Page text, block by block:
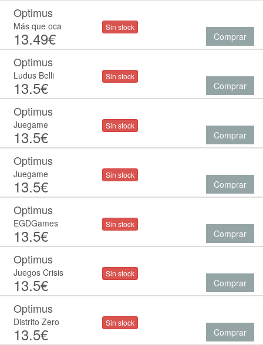
Optimus
Más que oca
13.49€
Sin stock
Comprar
Optimus
Ludus Belli
13.5€
Sin stock
Comprar
Optimus
Juegame
13.5€
Sin stock
Comprar
Optimus
Juegame
13.5€
Sin stock
Comprar
Optimus
EGDGames
13.5€
Sin stock
Comprar
Optimus
Juegos Crisis
13.5€
Sin stock
Comprar
Optimus
Distrito Zero
13.5€
Sin stock
Comprar